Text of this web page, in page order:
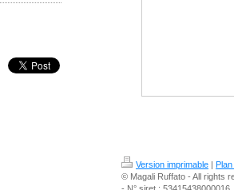
Version imprimable |
© Magali Ruffato - All rights